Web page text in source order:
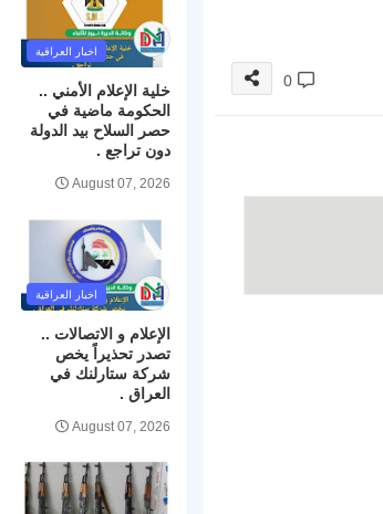
0
اخبار العراقية
خلية الإعلام الأمني ..
الحكومة ماضية في
حصر السلاح بيد الدولة
دون تراجع .
August 07, 2026
اخبار العراقية
الإعلام و الاتصالات ..
تصدر تحذيراً يخص
شركة ستارلنك في
العراق .
August 07, 2026